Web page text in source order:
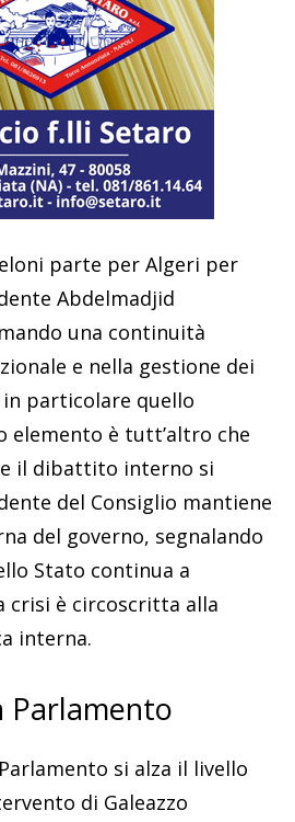
parte per Algeri per
Abdelmadjid
una continuità
e nella gestione dei
particolare quello
elemento è tutt’altro che
il dibattito interno si
del Consiglio mantiene
del governo, segnalando
Stato continua a
crisi è circoscritta alla
interna.
Parlamento
si alza il livello
di Galeazzo